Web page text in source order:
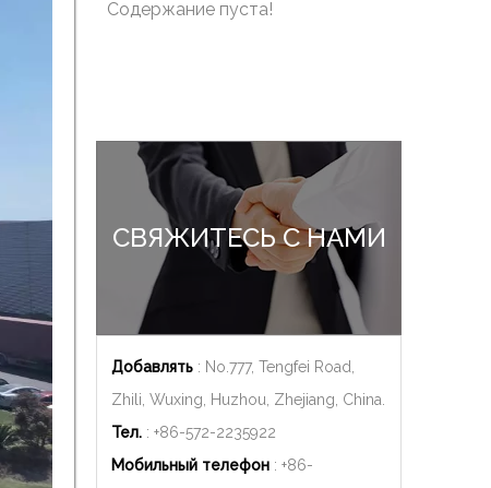
Содержание пуста!
СВЯЖИТЕСЬ С НАМИ
Добавлять : No.777, Tengfei Road,
Zhili, Wuxing, Huzhou, Zhejiang, China.
Тел. : +86-572-2235922
Мобильный телефон : +86-